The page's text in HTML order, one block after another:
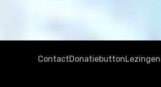
ContactDonatiebuttonLezingen